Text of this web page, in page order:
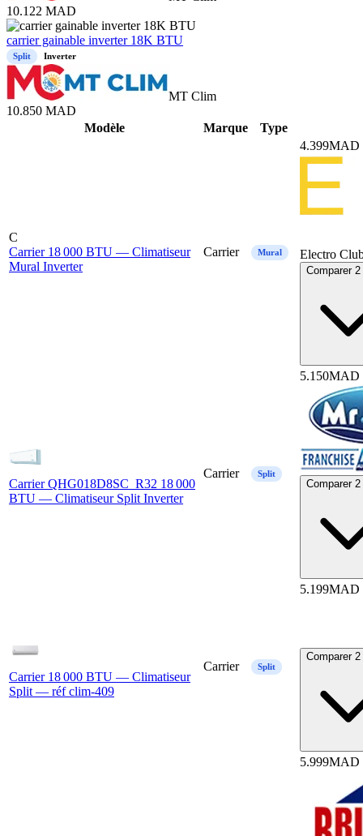
10.122 MAD
carrier gainable inverter 18K BTU
Split Inverter
MT Clim
10.850 MAD
Modèle Marque Type
C
Carrier 18 000 BTU — Climatiseur
Mural Inverter
Carrier Mural
4.399MAD
Electro
Comparer
Carrier QHG018D8SC_R32 18 000
BTU — Climatiseur Split Inverter
Carrier Split
5.150MAD
Comparer
Carrier 18 000 BTU — Climatiseur
Split — réf clim-409
Carrier Split
5.199MAD
Comparer
5.999MAD